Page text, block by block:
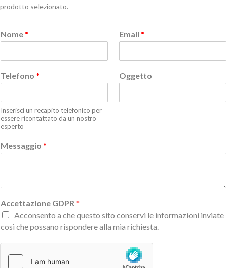
prodotto selezionato.
Nome* Email *
Telefono *
Inserisci un recapito telefonico per
essere ricontattato da un nostro
esperto
Oggetto
Messaggio *
Accettazione GDPR *
Acconsento a che questo sito conservi le informazioni inviate
così che possano rispondere alla mia richiesta.